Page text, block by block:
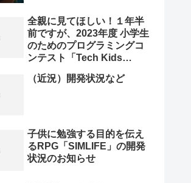
全親に見てほしい！１年半
前ですが、2023年度 小学生
のためのプログラミングコ
ンテスト「Tech Kids
勝プレゼン動画を紹介。プ
（近況）開発状況など
子供に勉強する目的を伝え
るRPG「SIMLIFE」の開発
状況のお知らせ